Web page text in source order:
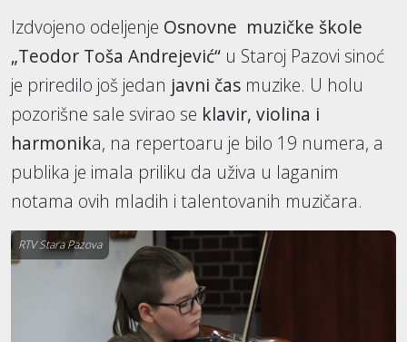
Izdvojeno odeljenje Osnovne muzičke škole
„Teodor Toša Andrejević“ u Staroj Pazovi sinoć
je priredilo još jedan javni čas muzike. U holu
pozorišne sale svirao se klavir, violina i
harmonika, na repertoaru je bilo 19 numera, a
publika je imala priliku da uživa u laganim
notama ovih mladih i talentovanih muzičara.
RTV Stara Pazova